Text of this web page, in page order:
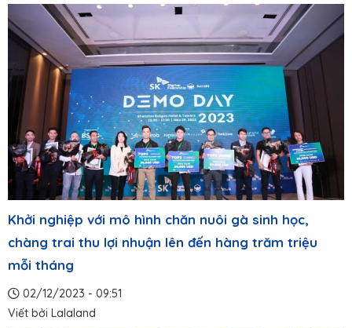
Khởi nghiệp với mô hình chăn nuôi gà sinh học,
chàng trai thu lợi nhuận lên đến hàng trăm triệu
mỗi tháng
02/12/2023 - 09:51
Viết bởi Lalaland